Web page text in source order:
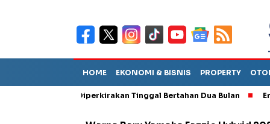
HOME EKONOMI & BISNIS PROPERTY
Sebut TPA Diperkirakan Tinggal Bertahan Dua Bulan Empat